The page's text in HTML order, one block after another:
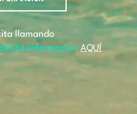
llamando
información AQUÍ